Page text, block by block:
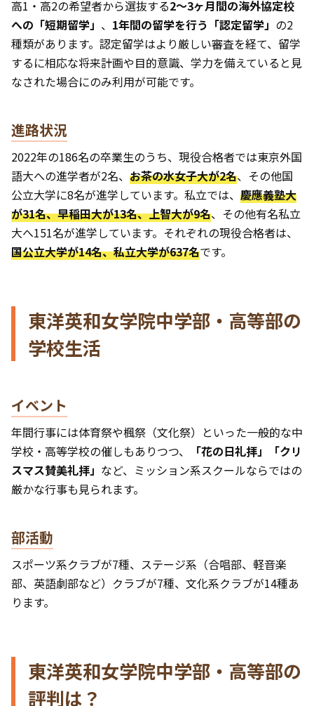
高1・高2の希望者から選抜する2〜3ヶ月間の海外協定校
への「短期留学」 、 1年間の留学を行う「認定留学」 の2
種類があります。認定留学はより厳しい審査を経て、留学
するに相応な将来計画や目的意識、学力を備えていると見
なされた場合にのみ利用が可能です。
進路状況
2022年の186名の卒業生のうち、現役合格者では東京外国
語大への進学者が2名、 お茶の水女子大が2名、その他国
公立大学に8名が進学しています。私立では、 慶應義塾大
が31名、早稲田大が13名、上智大が9名、その他有名私立
大へ151名が進学しています。それぞれの現役合格者は、
国公立大学が14名、私立大学が637名です。
東洋英和女学院中学部・高等部の
学校生活
イベント
年間行事には体育祭や楓祭（文化祭）といった一般的な中
学校・高等学校の催しもありつつ、
「花の日礼拝」「クリ
スマス賛美礼拝」 など、ミッション系スクールならではの
厳かな行事も見られます。
部活動
スポーツ系クラブが7種、ステージ系（合唱部、軽音楽
部、英語劇部など）クラブが7種、文化系クラブが14種あ
ります。
東洋英和女学院中学部・高等部の
評判は？